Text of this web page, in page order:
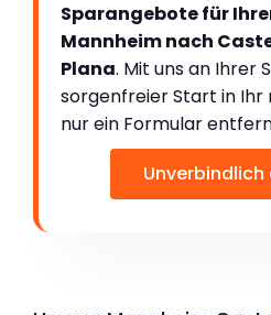
Sparangebote für
Mannheim nach
Plana. Mit uns an Ihrer
sorgenfreier Start in Ihr
nur ein Formular